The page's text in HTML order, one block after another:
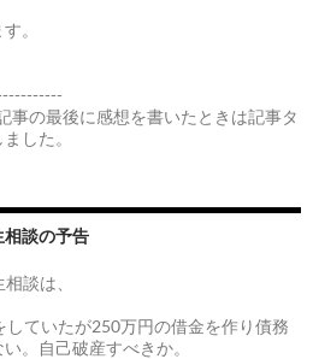
。
事の最後に感想を書いたときは記事タ
した。
談の予告
談は、
ていたが250万円の借金を作り債務
。自己破産すべきか。